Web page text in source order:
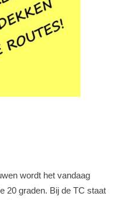
wordt het vandaag
20 graden. Bij de TC staat